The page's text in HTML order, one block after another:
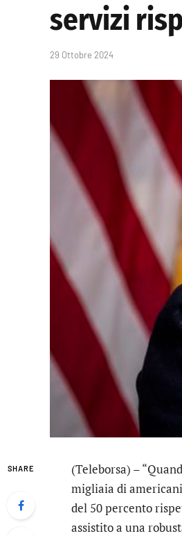
servizi
29 Ottobre 2024
SHARE
(Teleborsa) –
migliaia di
del 50 percento
assistito a una